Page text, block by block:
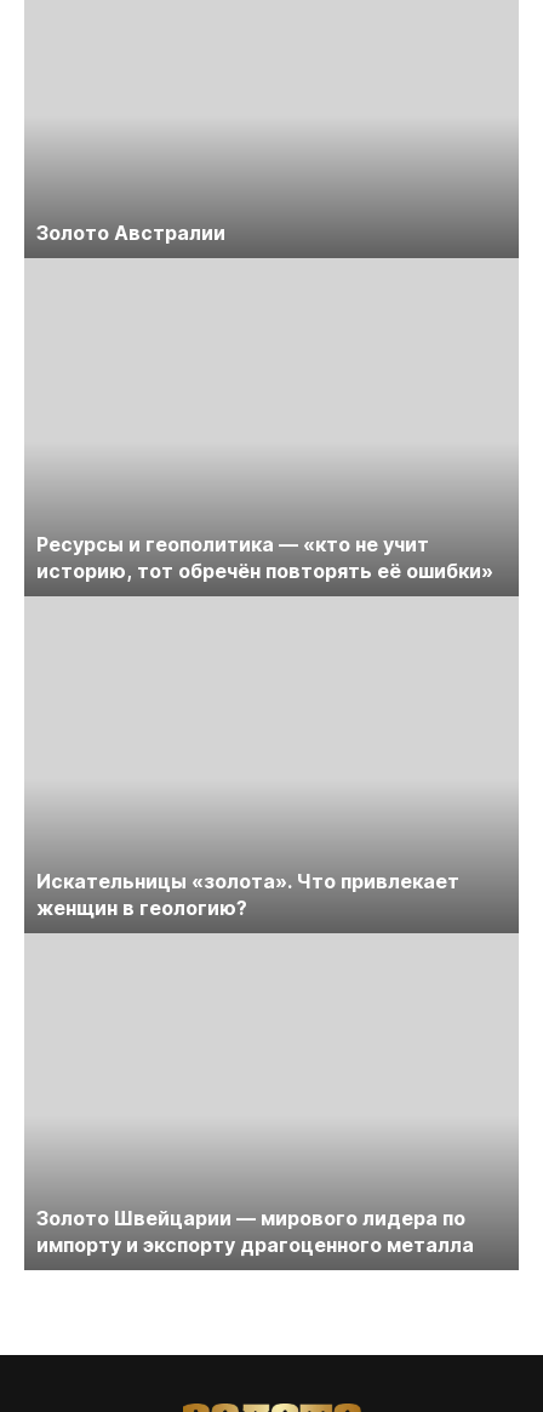
Золото Австралии
Ресурсы и геополитика — «кто не учит
историю, тот обречён повторять её ошибки»
Искательницы «золота». Что привлекает
женщин в геологию?
Золото Швейцарии — мирового лидера по
импорту и экспорту драгоценного металла